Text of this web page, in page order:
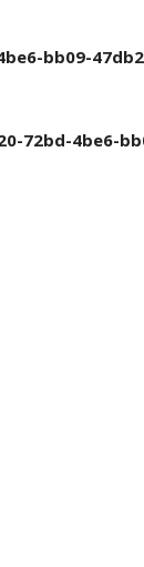
bb09-
72bd-4be6-